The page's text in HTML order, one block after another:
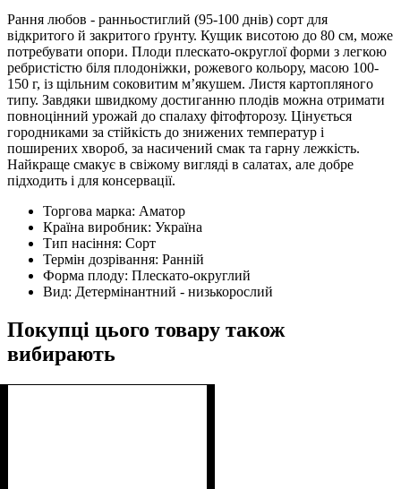
Рання любов - ранньостиглий (95-100 днів) сорт для
відкритого й закритого ґрунту. Кущик висотою до 80 см, може
потребувати опори. Плоди плескато-округлої форми з легкою
ребристістю біля плодоніжки, рожевого кольору, масою 100-
150 г, із щільним соковитим м’якушем. Листя картопляного
типу. Завдяки швидкому достиганню плодів можна отримати
повноцінний урожай до спалаху фітофторозу. Цінується
городниками за стійкість до знижених температур і
поширених хвороб, за насичений смак та гарну лежкість.
Найкраще смакує в свіжому вигляді в салатах, але добре
підходить і для консервації.
Торгова марка: Аматор
Країна виробник: Україна
Тип насіння: Сорт
Термін дозрівання: Ранній
Форма плоду: Плескато-округлий
Вид: Детермінантний - низькорослий
Покупці цього товару також
вибирають